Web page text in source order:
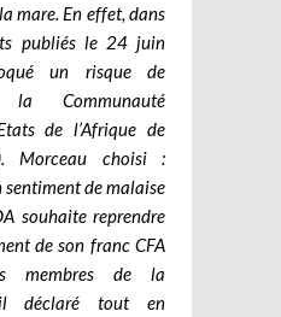
mare. En effet, dans
publiés le 24 juin
un risque de
Communauté
de l’Afrique de
Morceau choisi :
sentiment de malaise
souhaite reprendre
de son franc CFA
membres de la
il déclaré tout en